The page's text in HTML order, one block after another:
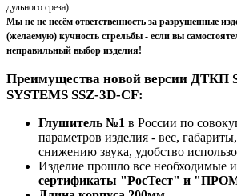
дульного среза).
Мы не не несём ответственность за разрушенные
(желаемую) кучность стрельбы - если вы
неправильный выбор изделия!
Преимущества новой версии ДТКП
SYSTEMS SSZ-3D-CF:
Глушитель №1 в России по
параметров изделия - вес,
снижению звука, удобство
Изделие прошло все необходимые
сертификаты "РосТест" и